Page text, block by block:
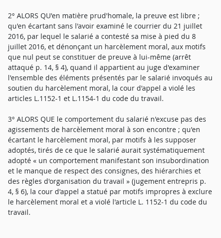
2° ALORS QU'en matière prud'homale, la preuve est libre ;
qu'en écartant sans l'avoir examiné le courrier du 21 juillet
2016, par lequel le salarié a contesté sa mise à pied du 8
juillet 2016, et dénonçant un harcèlement moral, aux motifs
que nul peut se constituer de preuve à lui-même (arrêt
attaqué p. 14, § 4), quand il appartient au juge d'examiner
l'ensemble des éléments présentés par le salarié invoqués au
soutien du harcèlement moral, la cour d'appel a violé les
articles L.1152-1 et L.1154-1 du code du travail.
3° ALORS QUE le comportement du salarié n'excuse pas des
agissements de harcèlement moral à son encontre ; qu'en
écartant le harcèlement moral, par motifs à les supposer
adoptés, tirés de ce que le salarié aurait systématiquement
adopté « un comportement manifestant son insubordination
et le manque de respect des consignes, des hiérarchies et
des règles d'organisation du travail » (jugement entrepris p.
4, § 6), la cour d'appel a statué par motifs impropres à exclure
le harcèlement moral et a violé l'article L. 1152-1 du code du
travail.